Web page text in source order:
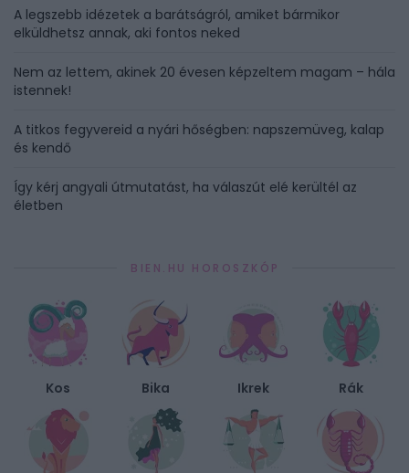
A legszebb idézetek a barátságról, amiket bármikor
elküldhetsz annak, aki fontos neked
Nem az lettem, akinek 20 évesen képzeltem magam – hála
istennek!
A titkos fegyvereid a nyári hőségben: napszemüveg, kalap
és kendő
Így kérj angyali útmutatást, ha válaszút elé kerültél az
életben
BIEN.HU HOROSZKÓP
Kos Bika Ikrek Rák